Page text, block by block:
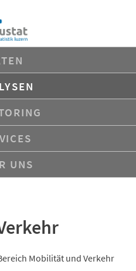
UNS
Mobilität und Verkehr